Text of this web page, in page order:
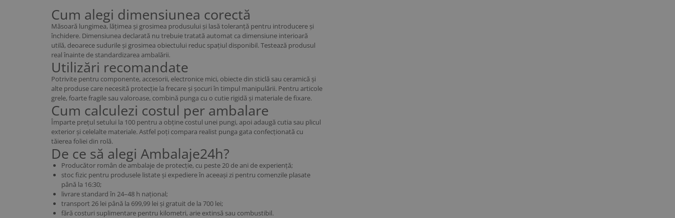
Cum alegi dimensiunea corectă
Măsoară lungimea, lățimea și grosimea produsului și lasă toleranță pentru introducere și
închidere. Dimensiunea declarată nu trebuie tratată automat ca dimensiune interioară
utilă, deoarece sudurile și grosimea obiectului reduc spațiul disponibil. Testează produsul
real înainte de standardizarea ambalării.
Utilizări recomandate
Potrivite pentru componente, accesorii, electronice mici, obiecte din sticlă sau ceramică și
alte produse care necesită protecție la frecare și șocuri în timpul manipulării. Pentru articole
grele, foarte fragile sau valoroase, combină punga cu o cutie rigidă și materiale de fixare.
Cum calculezi costul per ambalare
Împarte prețul setului la 100 pentru a obține costul unei pungi, apoi adaugă cutia sau plicul
exterior și celelalte materiale. Astfel poți compara realist punga gata confecționată cu
tăierea foliei din rolă.
De ce să alegi Ambalaje24h?
Producător român de ambalaje de protecție, cu peste 20 de ani de experiență;
stoc fizic pentru produsele listate și expediere în aceeași zi pentru comenzile plasate
până la 16:30;
livrare standard în 24–48 h național;
transport 26 lei până la 699,99 lei și gratuit de la 700 lei;
fără costuri suplimentare pentru kilometri, arie extinsă sau combustibil.